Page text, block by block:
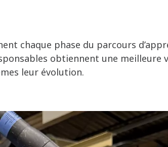
chaque phase du parcours
obtiennent une meilleure
leur évolution.